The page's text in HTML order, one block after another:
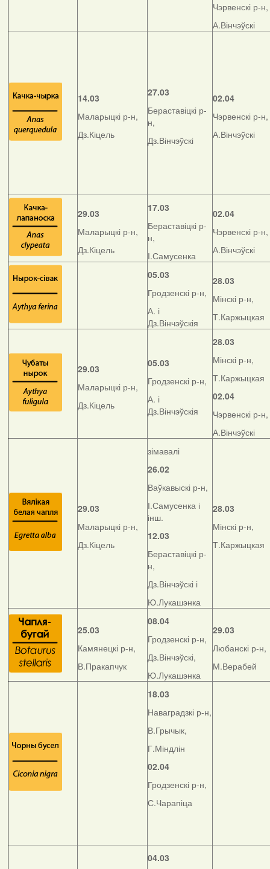
Чэрвенскі р-н,
А.Вінчэўскі
14.03
Маларыцкі р-н,
Дз.Кіцель
27.03
Бераставіцкі р-
н,
Дз.Вінчэўскі
02.04
Чэрвенскі р-н,
А.Вінчэўскі
29.03
Маларыцкі р-н,
Дз.Кіцель
17.03
Бераставіцкі р-
н,
І.Самусенка
02.04
Чэрвенскі р-н,
А.Вінчэўскі
05.03
Гродзенскі р-н,
А. і
Дз.Вінчэўскія
28.03
Мінскі р-н,
Т.Каржыцкая
29.03
Маларыцкі р-н,
Дз.Кіцель
05.03
Гродзенскі р-н,
А. і
Дз.Вінчэўскія
28.03
Мінскі р-н,
Т.Каржыцкая
02.04
Чэрвенскі р-н,
А.Вінчэўскі
29.03
Маларыцкі р-н,
Дз.Кіцель
зімавалі
26.02
Ваўкавыскі р-н,
І.Самусенка і
інш.
12.03
Бераставіцкі р-
н,
Дз.Вінчэўскі і
Ю.Лукашэнка
28.03
Мінскі р-н,
Т.Каржыцкая
25.03
Камянецкі р-н,
В.Пракапчук
08.04
Гродзенскі р-н,
Дз.Вінчэўскі,
Ю.Лукашэнка
29.03
Любанскі р-н,
М.Верабей
18.03
Наваградзкі р-н,
В.Грычык,
Г.Міндлін
02.04
Гродзенскі р-н,
С.Чарапіца
04.03